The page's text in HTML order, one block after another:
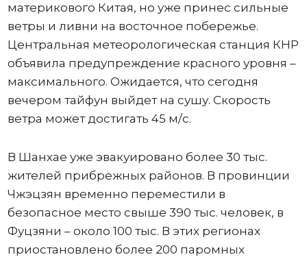
материкового Китая, но уже принес сильные
ветры и ливни на восточное побережье.
Центральная метеорологическая станция КНР
объявила предупреждение красного уровня –
максимального. Ожидается, что сегодня
вечером тайфун выйдет на сушу. Скорость
ветра может достигать 45 м/с.
В Шанхае уже эвакуировано более 30 тыс.
жителей прибрежных районов. В провинции
Чжэцзян временно переместили в
безопасное место свыше 390 тыс. человек, в
Фуцзяни – около 100 тыс. В этих регионах
приостановлено более 200 паромных